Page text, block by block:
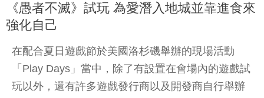
《愚者不滅》試玩 為愛潛入地城並靠進食來
強化自己
在配合夏日遊戲節於美國洛杉磯舉辦的現場活動
「Play Days」當中，除了有設置在會場內的遊戲試
玩以外，還有許多遊戲發行商以及開發商自行舉辦